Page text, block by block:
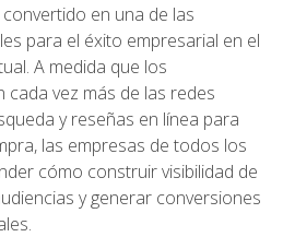
en una de las
para el éxito empresarial en el
A medida que los
vez más de las redes
y reseñas en línea para
las empresas de todos los
cómo construir visibilidad de
y generar conversiones